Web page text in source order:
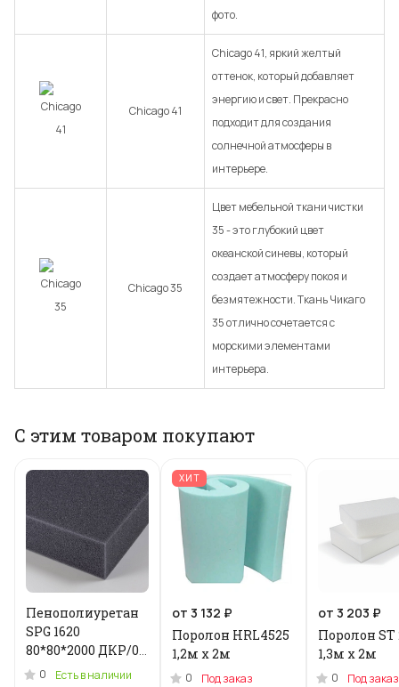
фото.
Chicago 41
Chicago 41, яркий желтый
оттенок, который добавляет
энергию и свет. Прекрасно
подходит для создания
солнечной атмосферы в
интерьере.
Chicago 35
Цвет мебельной ткани чистки
35 - это глубокий цвет
океанской синевы, который
создает атмосферу покоя и
безмятежности. Ткань Чикаго
35 отлично сочетается с
морскими элементами
интерьера.
С этим товаром покупают
Пенополиуретан
SPG 1620
80*80*2000 ДКР/0.2
кг .N-3955U
0 Есть в наличии
ХИТ
от 3 132 ₽
Поролон HRL4525
1,2м x 2м
0 Под заказ
от 3 203 ₽
Поролон ST
1,3м х 2м
0 Под заказ